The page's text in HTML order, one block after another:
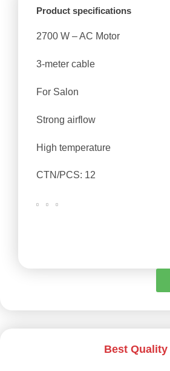
Product specifications
2700 W – AC Motor
3-meter cable
For Salon
Strong airflow
High temperature
CTN/PCS: 12
Best Quality